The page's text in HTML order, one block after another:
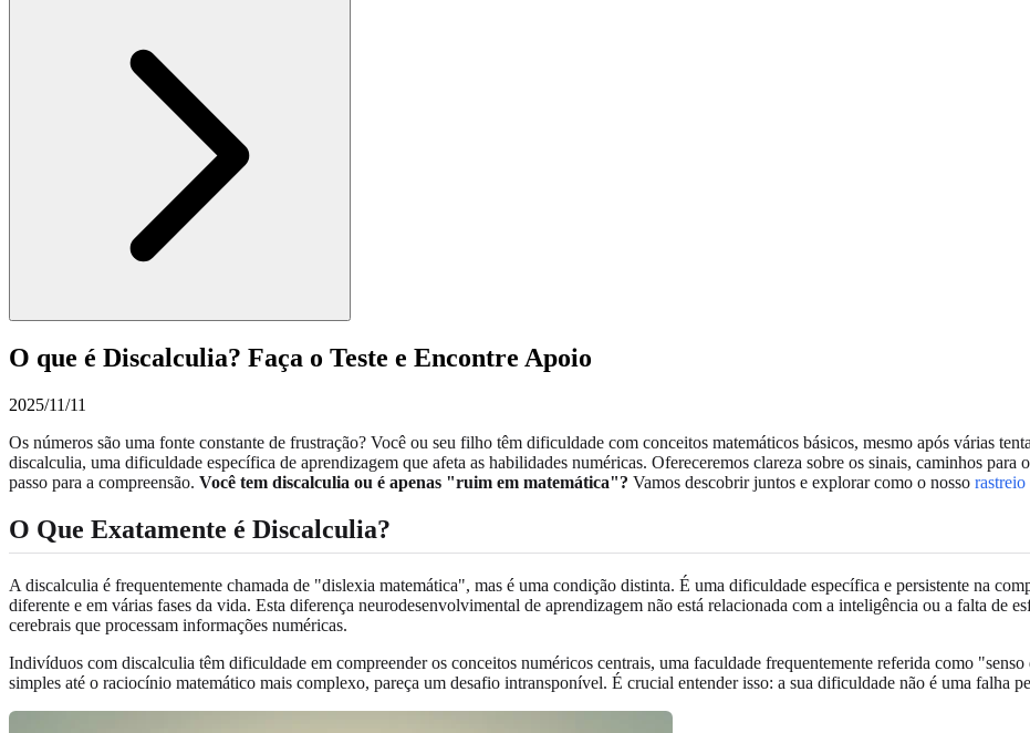
O que é Discalculia? Faça o Teste e Encontre Apoio
2025/11/11
Os números são uma fonte constante de frustração? Você ou seu filho têm dificuldade com conceitos matemáticos básicos, mesmo após várias
discalculia, uma dificuldade específica de aprendizagem que afeta as habilidades numéricas. Ofereceremos clareza sobre os sinais, caminhos para
passo para a compreensão. Você tem discalculia ou é apenas "ruim em matemática"? Vamos descobrir juntos e explorar como o nosso
O Que Exatamente é Discalculia?
A discalculia é frequentemente chamada de "dislexia matemática", mas é uma condição distinta. É uma dificuldade específica e persistente na
diferente e em várias fases da vida. Esta diferença neurodesenvolvimental de aprendizagem não está relacionada com a inteligência ou a falta de
cerebrais que processam informações numéricas.
Indivíduos com discalculia têm dificuldade em compreender os conceitos numéricos centrais, uma faculdade frequentemente referida como
simples até o raciocínio matemático mais complexo, pareça um desafio intransponível. É crucial entender isso: a sua dificuldade não é uma falha